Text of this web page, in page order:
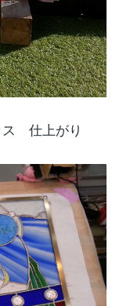
ス 仕上がり